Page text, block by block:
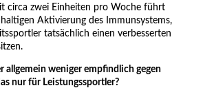
circa zwei Einheiten pro Woche führt
Aktivierung des Immunsystems,
tatsächlich einen verbesserten
allgemein weniger empfindlich gegen
nur für Leistungssportler?